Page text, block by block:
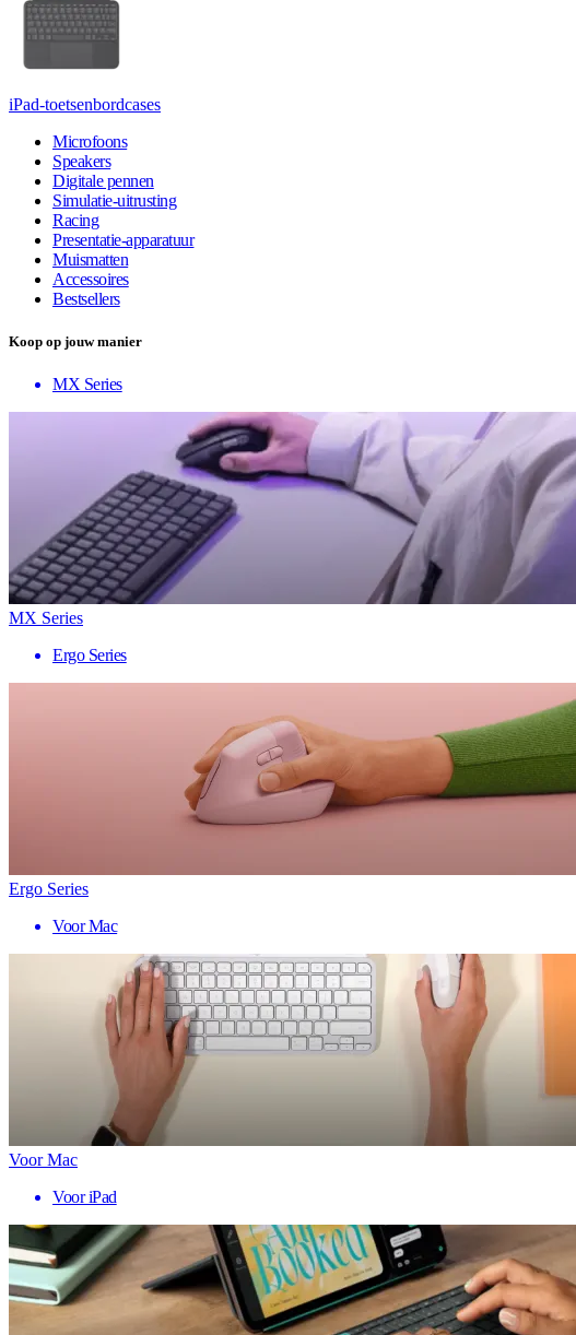
iPad-toetsenbordcases
Microfoons
Speakers
Digitale pennen
Simulatie-uitrusting
Racing
Presentatie-apparatuur
Muismatten
Accessoires
Bestsellers
Koop op jouw manier
MX Series
MX Series
Ergo Series
Ergo Series
Voor Mac
Voor Mac
Voor iPad